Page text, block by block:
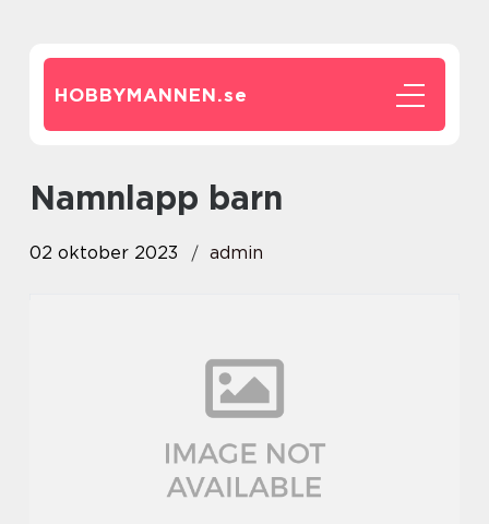
HOBBYMANNEN.se
namnlapp barn
02 oktober 2023 admin